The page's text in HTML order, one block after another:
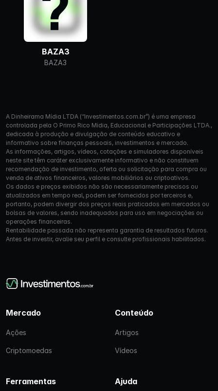
BAZA3
BAZA3
A Dinheirama Mídia LTDA (“Investimentos.com.br”) é uma empresa
controlada pela O Primo Rico Mídia, Educacional e Participações LTDA.,
dedicada à produção e divulgação de conteúdo educativo e
informativo sobre finanças pessoais, investimentos e mercado.
As informações, artigos, vídeos, cotações e simuladores disponíveis
neste site têm caráter exclusivamente informativo e não constituem
recomendação de investimento, oferta ou solicitação para compra ou
venda de ativos financeiros, valores mobiliários ou criptoativos.
Os dados e preços exibidos não são necessariamente precisos ou
atualizados em tempo real, podem ser fornecidos por terceiros e,
portanto, podem divergir dos preços reais praticados em mercados ou
bolsas de valores, sendo inadequados para uso em negociações ou
operações financeiras.
Rentabilidade passada não representa garantia de resultados futuros.
Antes de investir, avalie seu perfil e consulte profissionais habilitados.
Mercado
Ações
Criptomoedas
Conteúdo
Artigos
Vídeos
Ferramentas Ajuda